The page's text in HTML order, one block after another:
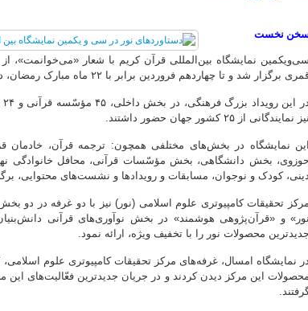
نخست
برگزار شد و تا چهاردهم فروردین برابر با ۲۲ ماه مبارک رمضان، در مصلای بزرگ امام خمینی(ره) تهران ادامه داشت.
نیز نمایندگانی از ۲۵ کشور جهان حضور داشتند.
این نمایشگاه در بخش‌های مختلفی همچون: ترجمه قرآن،
حوزوی، بخش دانشگاهی، بخش مؤسّسات قرآنی، محافل خانوادگی
دینی، کودک و نوجوان، مسابقات و رویدادها و نشست‌های محتوایی،
مرکز تحقیقات کامپیوتری علوم اسلامی (نور) نیز با دو غرفه در دو
نور» و «قرآن‌پژوهی هوشمند» در بخش نوآوری‌های قرآنی
جدیدترین محصولات نور را با تخفیف ویژه، ارائه نمود.
در نمایشگاه امسال، غرفه‌های مرکز تحقیقات کامپیوتری علوم
محصولات این مرکز دیدن کردند و در جریان جدیدترین فعّالیت‌های این